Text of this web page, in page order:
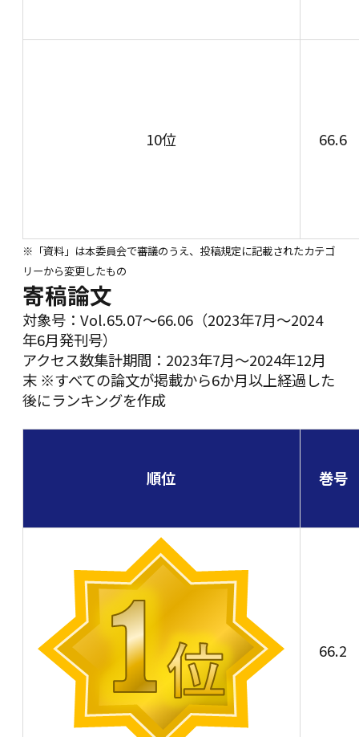
10位 66.6
※「資料」は本委員会で審議のうえ、投稿規定に記載されたカテゴ
リーから変更したもの
寄稿論文
対象号：Vol.65.07～66.06（2023年7月～2024
年6月発刊号）
アクセス数集計期間：2023年7月～2024年12月
末 ※すべての論文が掲載から6か月以上経過した
後にランキングを作成
順位 巻号
66.2